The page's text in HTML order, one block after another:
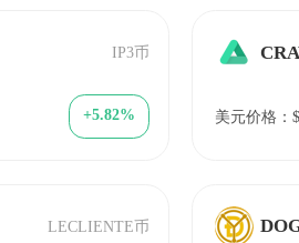
IP3币
+5.82%
LECLIENTE币
美元价格：